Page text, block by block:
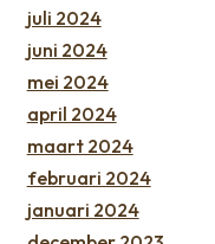
juli 2024
juni 2024
mei 2024
april 2024
maart 2024
februari 2024
januari 2024